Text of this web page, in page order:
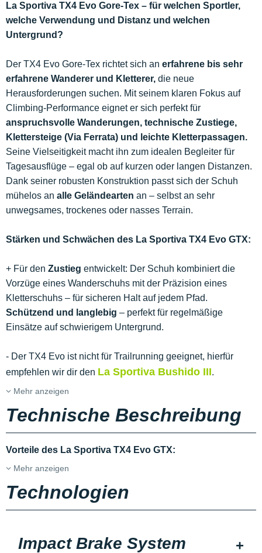
La Sportiva TX4 Evo Gore-Tex – für welchen Sportler,
welche Verwendung und Distanz und welchen
Untergrund?
Der TX4 Evo Gore-Tex richtet sich an erfahrene bis sehr
erfahrene Wanderer und Kletterer, die neue
Herausforderungen suchen. Mit seinem klaren Fokus auf
Climbing-Performance eignet er sich perfekt für
anspruchsvolle Wanderungen, technische Zustiege,
Klettersteige (Via Ferrata) und leichte Kletterpassagen.
Seine Vielseitigkeit macht ihn zum idealen Begleiter für
Tagesausflüge – egal ob auf kurzen oder langen Distanzen.
Dank seiner robusten Konstruktion passt sich der Schuh
mühelos an alle Geländearten an – selbst an sehr
unwegsames, trockenes oder nasses Terrain.
Stärken und Schwächen des La Sportiva TX4 Evo GTX:
+ Für den Zustieg entwickelt: Der Schuh kombiniert die
Vorzüge eines Wanderschuhs mit der Präzision eines
Kletterschuhs – für sicheren Halt auf jedem Pfad.
Schützend und langlebig – perfekt für regelmäßige
Einsätze auf schwierigem Untergrund.
- Der TX4 Evo ist nicht für Trailrunning geeignet, hierfür
empfehlen wir dir den La Sportiva Bushido III.
Mehr anzeigen
Technische Beschreibung
Vorteile des La Sportiva TX4 Evo GTX:
Mehr anzeigen
Technologien
Impact Brake System